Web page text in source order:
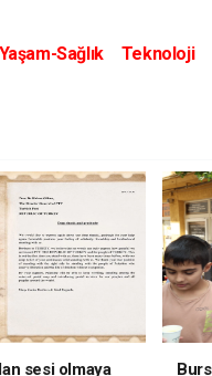
Yaşam-Sağlık
Teknoloji
sesi olmaya